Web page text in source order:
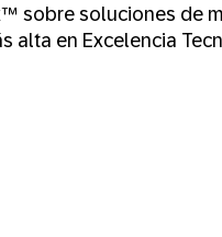
sobre soluciones de
alta en Excelencia